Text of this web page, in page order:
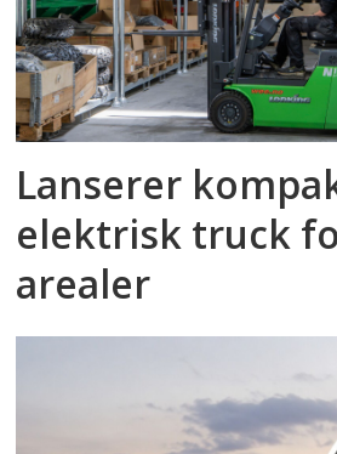
Lanserer
elektrisk truck
arealer